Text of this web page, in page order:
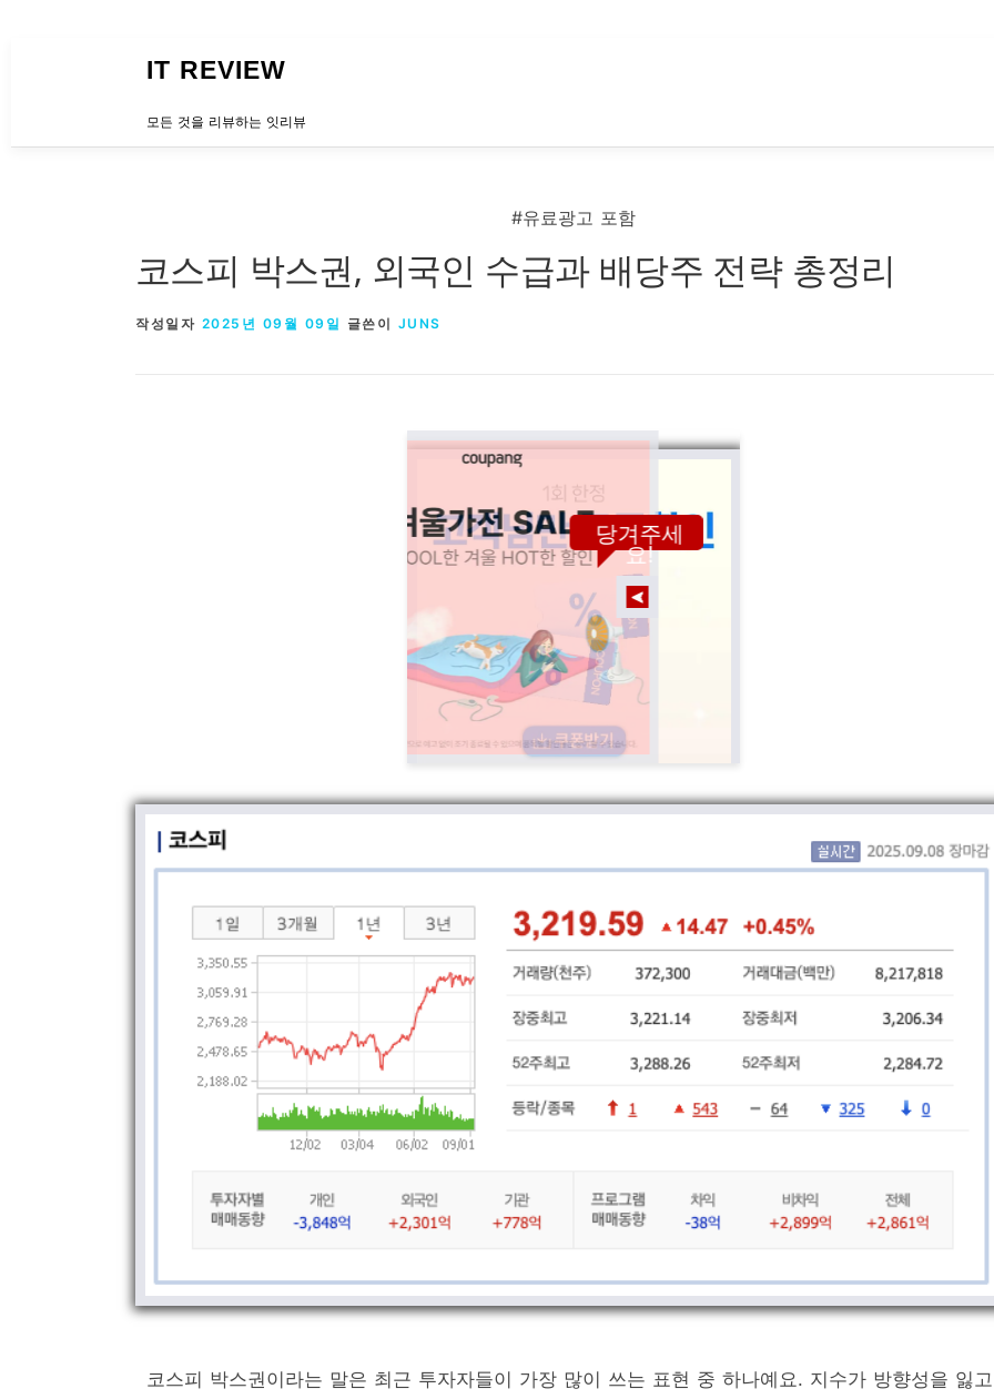
IT REVIEW
모든 것을 리뷰하는 잇리뷰
#유료광고 포함
코스피 박스권, 외국인 수급과 배당주 전략 총정리
작성일자 2025년 09월 09일 글쓴이 JUNS
당겨주세
요!
코스피 박스권이라는 말은 최근 투자자들이 가장 많이 쓰는 표현 중 하나예요. 지수가 방향성을 잃고